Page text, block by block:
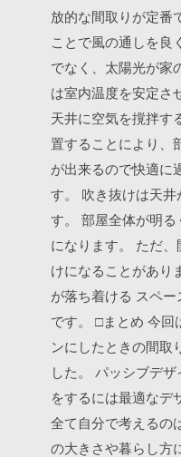
放的な間取りが定番
ことで風の通しを良
でなく、太陽光が家
は室内温度を安定さ
天井に空気を撹拌す
置することにより、
が出来るので快適に
す。
吹き抜けは天
す。
部屋全体が明
になります。
ただ、
けになることがあり
が落ち着ける スペー
です。
□まとめ 今回
ンにしたときの間取
した。
パッシブデザ
をするには最適なデ
全て自分で考えるの
の大きさや暮らし方